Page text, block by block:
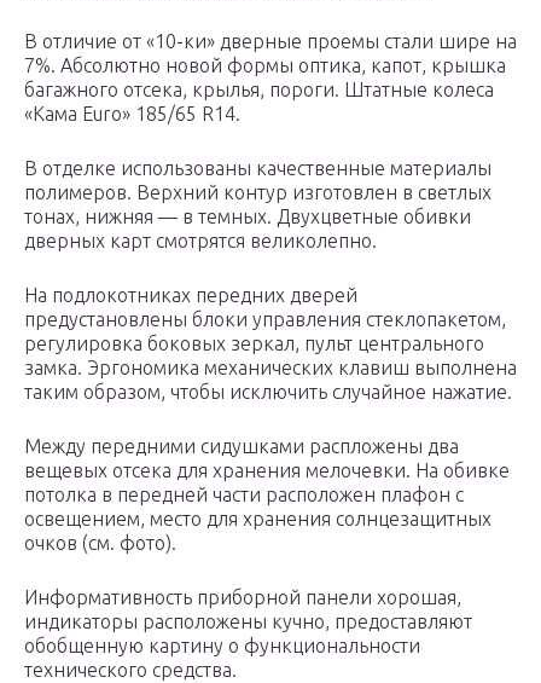
В отличие от «10-ки» дверные проемы стали шире на
7%. Абсолютно новой формы оптика, капот, крышка
багажного отсека, крылья, пороги. Штатные колеса
«Кама Euro» 185/65 R14.
В отделке использованы качественные материалы
полимеров. Верхний контур изготовлен в светлых
тонах, нижняя — в темных. Двухцветные обивки
дверных карт смотрятся великолепно.
На подлокотниках передних дверей
предустановлены блоки управления стеклопакетом,
регулировка боковых зеркал, пульт центрального
замка. Эргономика механических клавиш выполнена
таким образом, чтобы исключить случайное нажатие.
Между передними сидушками распложены два
вещевых отсека для хранения мелочевки. На обивке
потолка в передней части расположен плафон с
освещением, место для хранения солнцезащитных
очков (см. фото).
Информативность приборной панели хорошая,
индикаторы расположены кучно, предоставляют
обобщенную картину о функциональности
технического средства.